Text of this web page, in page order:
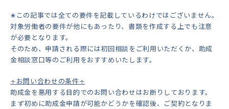
✬この記事では全ての要件を記載しているわけではございません。
対象労働者の要件が他にもあったり、書類を作成する上でも注意
が必要となります。
そのため、申請される際には初回相談をご利用いただくか、助成
金相談窓口等のご利用をおすすめいたします。
∻お問い合わせの条件∻
助成金を悪用する目的でのお問い合わせはお断りしております。
まず初めに助成金申請が可能かどうかを確認後、ご契約となりま